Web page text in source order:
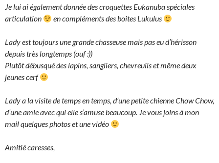
Je lui ai également donnée des croquettes Eukanuba spéciales
articulation
en compléments des boites Lukulus
Lady est toujours une grande chasseuse mais pas eu d’hérisson
depuis très longtemps (ouf :))
Plutôt débusqué des lapins, sangliers, chevreuils et même deux
jeunes cerf
Lady a la visite de temps en temps, d’une petite chienne Chow Chow,
d’une amie avec qui elle s’amuse beaucoup. Je vous joins à mon
mail quelques photos et une vidéo
Amitié caresses,